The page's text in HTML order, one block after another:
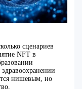
сценариев
NFT в
нишевым, но